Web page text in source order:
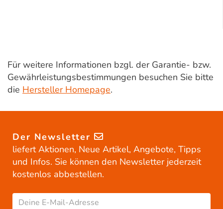
Für weitere Informationen bzgl. der Garantie- bzw.
Gewährleistungsbestimmungen besuchen Sie bitte
die Hersteller Homepage.
Der Newsletter
liefert Aktionen, Neue Artikel, Angebote, Tipps
und Infos. Sie können den Newsletter jederzeit
kostenlos abbestellen.